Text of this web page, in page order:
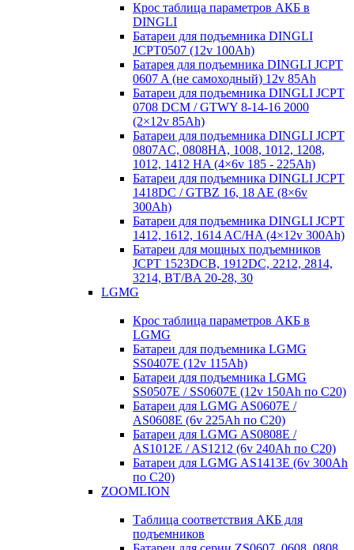
Крос таблица параметров АКБ в
DINGLI
Батареи для подъемника DINGLI
JCPT0507 (12v 100Ah)
Батарея для подъемника DINGLI JCPT
0607 A (не самоходный) 12v 85Ah
Батареи для подъемника DINGLI JCPT
0708 DCM / GTWY 8-14-16 2000
(2×12v 85Ah)
Батареи для подъемника DINGLI JCPT
0807AC, 0808HA, 1008, 1012, 1208,
1012, 1412 HA (4×6v 185 - 225Ah)
Батареи для подъемника DINGLI JCPT
1418DC / GTBZ 16, 18 AE (8×6v
300Ah)
Батареи для подъемника DINGLI JCPT
1412, 1612, 1614 AC/HA (4×12v 300Ah)
Батареи для мощных подъемников
JCPT 1523DCB, 1912DC, 2212, 2814,
3214, BT/BA 20-28, 30
LGMG
Крос таблица параметров АКБ в
LGMG
Батареи для подъемника LGMG
SS0407E (12v 115Ah)
Батареи для подъемника LGMG
SS0507E / SS0607E (12v 150Ah по С20)
Батареи для LGMG AS0607E /
AS0608E (6v 225Ah по С20)
Батареи для LGMG AS0808E /
AS1012E / AS1212 (6v 240Ah по С20)
Батареи для LGMG AS1413E (6v 300Ah
по С20)
ZOOMLION
Таблица соответствия АКБ для
подъемников